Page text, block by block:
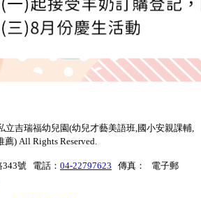
立吉瑞福幼兒園(幼兒才藝美語班,國小安親課輔,
) All Rights Reserved.
號 電話： 04-22797623 傳真： 電子郵